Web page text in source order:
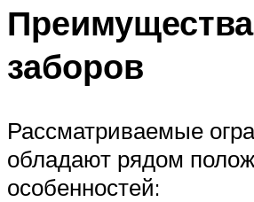
заборов
Рассматриваемые
обладают рядом
особенностей: